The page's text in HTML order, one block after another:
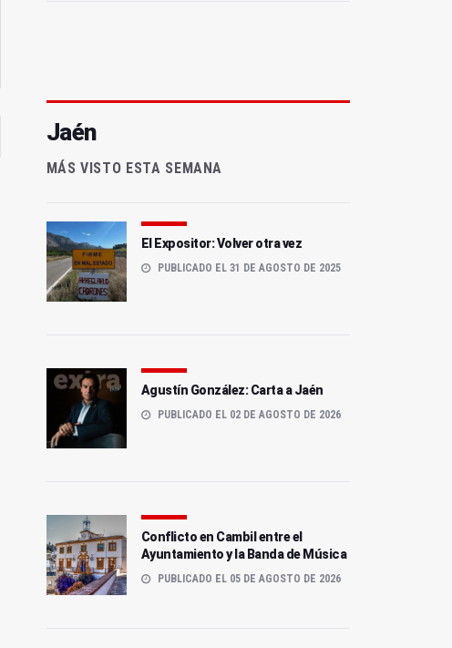
Jaén
MÁS VISTO ESTA SEMANA
El Expositor: Volver otra vez
PUBLICADO EL 31 DE AGOSTO DE 2025
Agustín González: Carta a Jaén
PUBLICADO EL 02 DE AGOSTO DE 2026
Conflicto en Cambil entre el
Ayuntamiento y la Banda de Música
PUBLICADO EL 05 DE AGOSTO DE 2026